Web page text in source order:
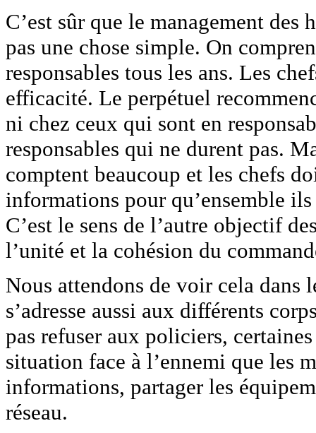
C’est sûr que le management
pas une chose simple. On
responsables tous les ans. Les
efficacité. Le perpétuel
ni chez ceux qui sont en
responsables qui ne durent pas.
comptent beaucoup et les chefs
informations pour qu’ensemble
C’est le sens de l’autre objectif
l’unité et la cohésion du
Nous attendons de voir cela dans
s’adresse aussi aux différents
pas refuser aux policiers,
situation face à l’ennemi que les
informations, partager les
réseau.